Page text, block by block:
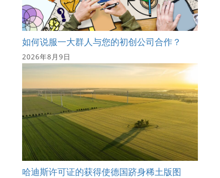
如何说服一大群人与您的初创公司合作？
2026年8月9日
哈迪斯许可证的获得使德国跻身稀土版图